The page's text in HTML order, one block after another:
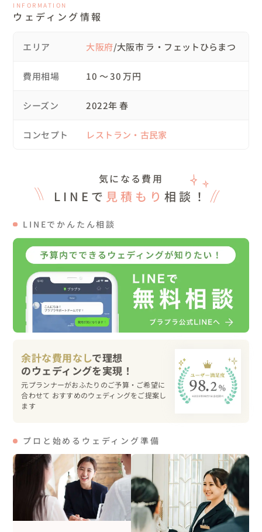
▽こんな方におすすめ
・まるで映画のワンシーンのようにドラマチックなムービ
・こんな場所で撮りたいとぼんやりとイメージはあるけ
・結婚式の思い出を後から見返した時に、結婚式やってよ
どうぞお気軽にご相談くださいね！！
著作権の兼ね合いで、BGMはYouTube音源と差し替えてお
ります。
Ed Sheeran - Perfect
INFORMATION
ウェディング情報
エリア 大阪府/大阪市 ラ・フェットひらまつ
費用相場 10 〜 30 万円
シーズン 2022年 春
コンセプト レストラン・古民家
気になる費用
LINEで 見積もり 相談！
LINEでかんたん相談
余計な費用なしで理想
元プランナーがおふたりのご予算・ご希望に
合わせて おすすめのウェディングをご提案し
ます
プロと始めるウェディング準備